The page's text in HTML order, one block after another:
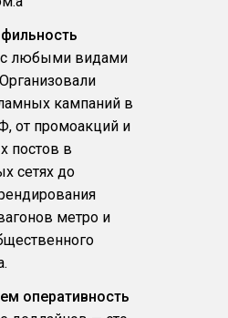
с любыми видами
кампаний в
от промоакций и
постов в
сетях до
метро и
оперативность